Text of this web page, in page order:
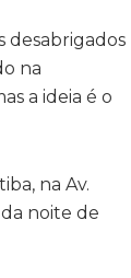
desabrigados
na
a ideia é o
na Av.
noite de